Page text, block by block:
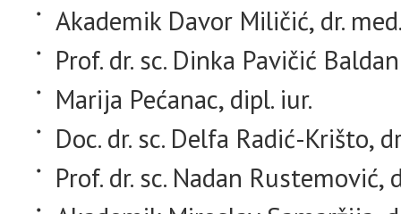
Akademik Davor Miličić, dr.
Prof. dr. sc. Dinka Pavičić
Marija Pećanac, dipl. iur.
Doc. dr. sc. Delfa Radić-Krišto,
Prof. dr. sc. Nadan Rustemović,